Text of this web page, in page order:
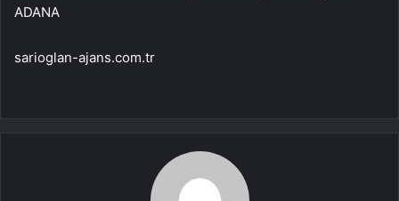
ADANA
sarioglan-ajans.com.tr